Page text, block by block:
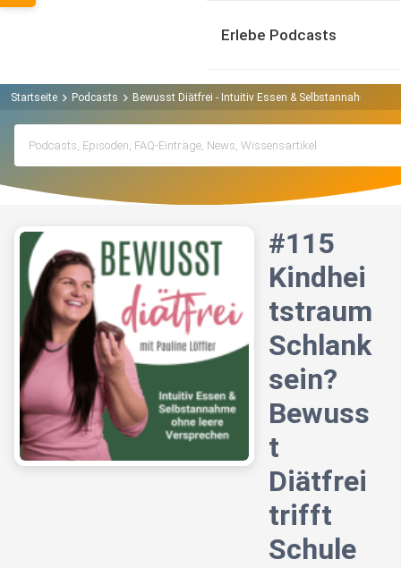
Erlebe Podcasts
Startseite Podcasts Bewusst Diätfrei - Intuitiv Essen & Selbstannahme
#115
Kindhei
tstraum
Schlank
sein?
Bewuss
t
Diätfrei
trifft
Schule